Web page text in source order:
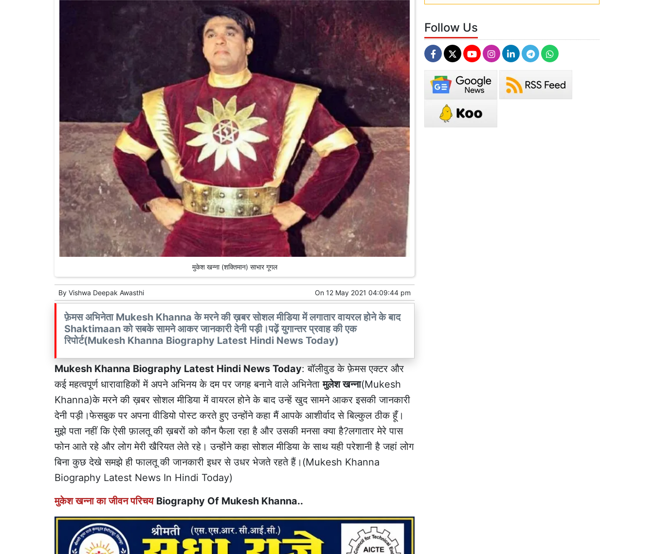
मुकेश खन्ना (शक्तिमान) साभार गूगल
By Vishwa Deepak Awasthi On 12 May 2021 04:09:44 pm
फ़ेमस अभिनेता Mukesh Khanna के मरने की ख़बर सोशल मीडिया में लगातार वायरल होने के बाद
Shaktimaan को सबके सामने आकर जानकारी देनी पड़ी।पढ़ें युगान्तर प्रवाह की एक
रिपोर्ट(Mukesh Khanna Biography Latest Hindi News Today)
Mukesh Khanna Biography Latest Hindi News Today: बॉलीवुड के फ़ेमस एक्टर और
कई महत्वपूर्ण धारावाहिकों में अपने अभिनय के दम पर जगह बनाने वाले अभिनेतामुलेश खन्ना(Mukesh
Khanna)के मरने की ख़बर सोशल मीडिया में वायरल होने के बाद उन्हें खुद सामने आकर इसकी जानकारी
देनी पड़ी।फेसबुक पर अपना वीडियो पोस्ट करते हुए उन्होंने कहा मैं आपके आशीर्वाद से बिल्कुल ठीक हूँ।
मुझे पता नहीं कि ऐसी फ़ालतू की ख़बरों को कौन फैला रहा है और उसकी मनसा क्या है?लगातार मेरे पास
फोन आते रहे और लोग मेरी खैरियत लेते रहे। उन्होंने कहा सोशल मीडिया के साथ यही परेशानी है जहां लोग
बिना कुछ देखे समझे ही फालतू की जानकारी इधर से उधर भेजते रहते हैं।(Mukesh Khanna
Biography Latest News In Hindi Today)
मुकेश खन्ना का जीवन परिचय Biography Of Mukesh Khanna..
Follow Us